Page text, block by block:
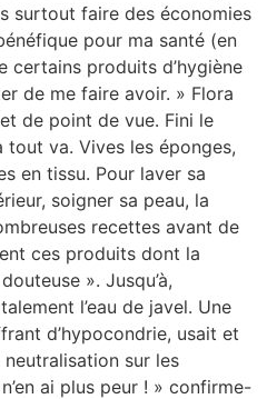
surtout faire des économies
pour ma santé (en
certains produits d’hygiène
de me faire avoir. » Flora
de point de vue. Fini le
va. Vives les éponges,
en tissu. Pour laver sa
soigner sa peau, la
recettes avant de
ces produits dont la
». Jusqu’à,
l’eau de javel. Une
d’hypocondrie, usait et
sur les
ai plus peur ! » confirme-